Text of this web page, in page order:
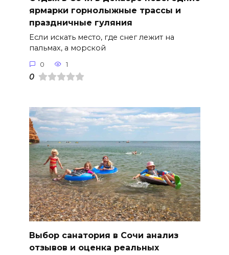
ярмарки горнолыжные трассы и
праздничные гуляния
Если искать место, где снег лежит на
пальмах, а морской
0 1
0
Выбор санатория в Сочи анализ
отзывов и оценка реальных